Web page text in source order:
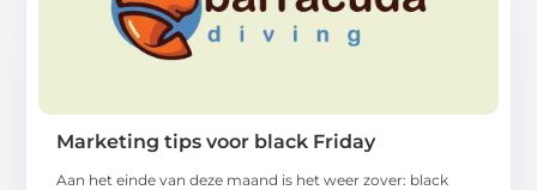
Marketing tips voor black Friday
Aan het einde van deze maand is het weer zover: black